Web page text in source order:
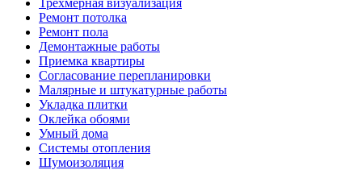
Трехмерная визуализация
Ремонт потолка
Ремонт пола
Демонтажные работы
Приемка квартиры
Согласование перепланировки
Малярные и штукатурные работы
Укладка плитки
Оклейка обоями
Умный дома
Системы отопления
Шумоизоляция